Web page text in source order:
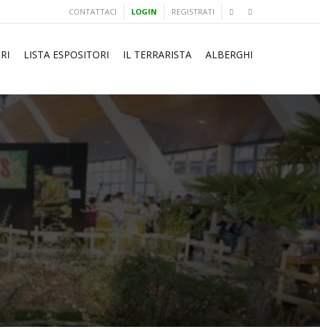
CONTATTACI LOGIN REGISTRATI
LISTA ESPOSITORI IL TERRARISTA ALBERGHI